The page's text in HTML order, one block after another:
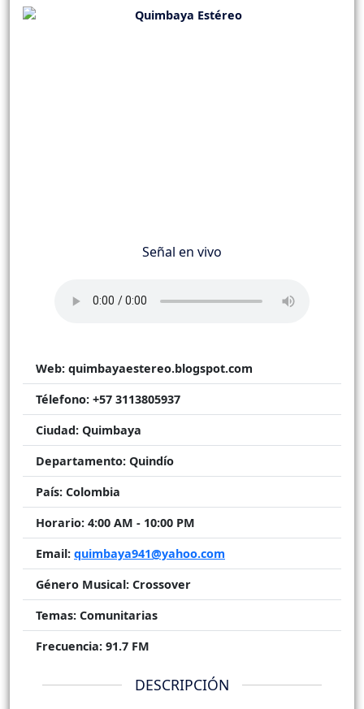
Señal en vivo
Web: quimbayaestereo.blogspot.com
Télefono: +57 3113805937
Ciudad: Quimbaya
Departamento: Quindío
País: Colombia
Horario: 4:00 AM - 10:00 PM
Email: quimbaya941@yahoo.com
Género Musical: Crossover
Temas: Comunitarias
Frecuencia: 91.7 FM
DESCRIPCIÓN